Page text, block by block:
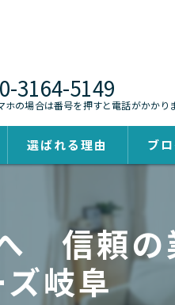
3164-5149
の場合は番号を押すと電話がかかりま
選ばれる理由 ブ
信頼の
岐阜